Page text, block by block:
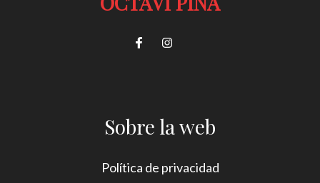
Sobre la web
Política de privacidad